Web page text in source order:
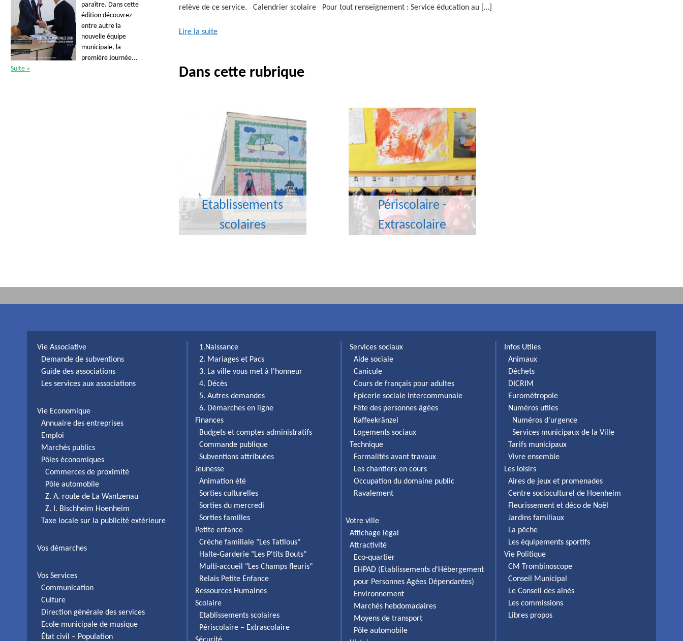
paraître. Dans cette
édition découvrez
entre autre la
nouvelle équipe
municipale, la
première Journée...
Suite »
relève de ce service. Calendrier scolaire Pour tout renseignement : Service éducation au […]
Lire la suite
Dans cette rubrique
Etablissements
scolaires
Périscolaire -
Extrascolaire
Vie Associative
Demande de subventions
Guide des associations
Les services aux associations
Vie Economique
Annuaire des entreprises
Emploi
Marchés publics
Pôles économiques
Commerces de proximité
Pôle automobile
Z. A. route de La Wantzenau
Z. I. Bischheim Hoenheim
Taxe locale sur la publicité extérieure
Vos démarches
Vos Services
Communication
Culture
Direction générale des services
Ecole municipale de musique
État civil – Population
1.Naissance
2. Mariages et Pacs
3. La ville vous met à l'honneur
4. Décès
5. Autres demandes
6. Démarches en ligne
Finances
Budgets et comptes administratifs
Commande publique
Subventions attribuées
Jeunesse
Animation été
Sorties culturelles
Sorties du mercredi
Sorties familles
Petite enfance
Crèche familiale "Les Tatilous"
Halte-Garderie "Les P'tits Bouts"
Multi-accueil "Les Champs fleuris"
Relais Petite Enfance
Ressources Humaines
Scolaire
Etablissements scolaires
Périscolaire – Extrascolaire
Services sociaux
Aide sociale
Canicule
Cours de français pour adultes
Epicerie sociale intercommunale
Fête des personnes âgées
Kaffeekränzel
Logements sociaux
Technique
Formalités avant travaux
Les chantiers en cours
Occupation du domaine public
Ravalement
Votre ville
Affichage légal
Attractivité
Eco-quartier
EHPAD (Etablissements d'Hébergement
pour Personnes Agées Dépendantes)
Environnement
Marchés hebdomadaires
Moyens de transport
Pôle automobile
Infos Utiles
Animaux
Déchets
DICRIM
Eurométropole
Numéros utiles
Numéros d'urgence
Services municipaux de la Ville
Tarifs municipaux
Vivre ensemble
Les loisirs
Aires de jeux et promenades
Centre socioculturel de Hoenheim
Fleurissement et déco de Noël
Jardins familiaux
La pêche
Les équipements sportifs
Vie Politique
CM Trombinoscope
Conseil Municipal
Le Conseil des aînés
Les commissions
Libres propos